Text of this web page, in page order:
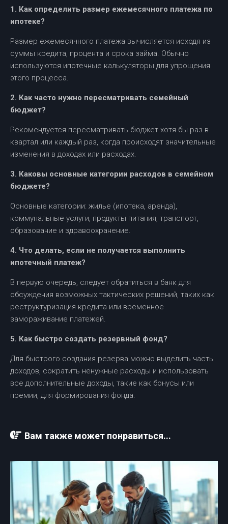
1. Как определить размер ежемесячного платежа по
ипотеке?
Размер ежемесячного платежа вычисляется исходя из
суммы кредита, процента и срока займа. Обычно
используются ипотечные калькуляторы для упрощения
этого процесса.
2. Как часто нужно пересматривать семейный
бюджет?
Рекомендуется пересматривать бюджет хотя бы раз в
квартал или каждый раз, когда происходят значительные
изменения в доходах или расходах.
3. Каковы основные категории расходов в семейном
бюджете?
Основные категории: жилье (ипотека, аренда),
коммунальные услуги, продукты питания, транспорт,
образование и здравоохранение.
4. Что делать, если не получается выполнить
ипотечный платеж?
В первую очередь, следует обратиться в банк для
обсуждения возможных тактических решений, таких как
реструктуризация кредита или временное
замораживание платежей.
5. Как быстро создать резервный фонд?
Для быстрого создания резерва можно выделить часть
доходов, сократить ненужные расходы и использовать
все дополнительные доходы, такие как бонусы или
премии, для формирования фонда.
Вам также может понравиться...